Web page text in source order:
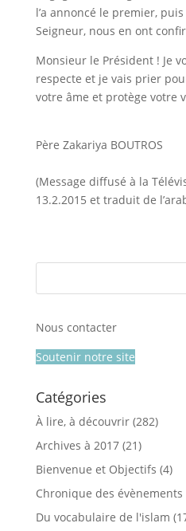
l’a annoncé le premier,
Seigneur, nous en ont
Monsieur le Président ! Je
respecte et je vais prier
votre âme et protège votre
Père Zakariya BOUTROS
(Message diffusé à la
13.2.2015 et traduit de
Nous contacter
Soutenir notre site
Catégories
À lire, à découvrir(282)
Archives à 2017(21)
Bienvenue et Objectifs (4)
Chronique des
Du vocabulaire de l'islam